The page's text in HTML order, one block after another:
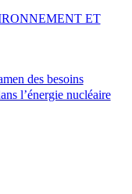
des besoins
l’énergie nucléaire
ET